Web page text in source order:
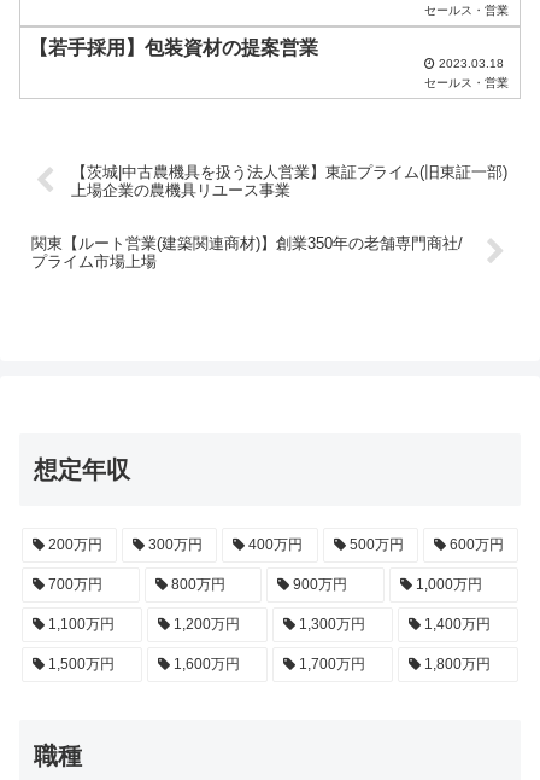
セールス・営業
【若手採用】包装資材の提案営業
2023.03.18
セールス・営業
【茨城|中古農機具を扱う法人営業】東証プライム(旧東証一部)
上場企業の農機具リユース事業
関東【ルート営業(建築関連商材)】創業350年の老舗専門商社/
プライム市場上場
想定年収
200万円 300万円 400万円 500万円 600万円
700万円 800万円 900万円 1,000万円
1,100万円 1,200万円 1,300万円 1,400万円
1,500万円 1,600万円 1,700万円 1,800万円
職種